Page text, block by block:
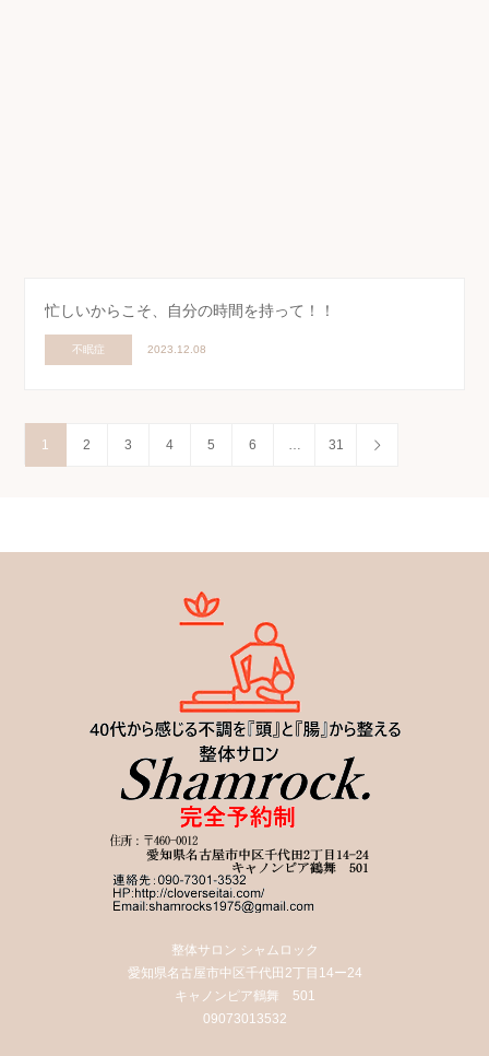
忙しいからこそ、自分の時間を持って！！
不眠症 2023.12.08
1 2 3 4 5 6 … 31
整体サロン シャムロック
愛知県名古屋市中区千代田2丁目14ー24
キャノンピア鶴舞 501
09073013532